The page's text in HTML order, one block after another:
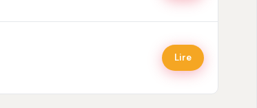
Lire